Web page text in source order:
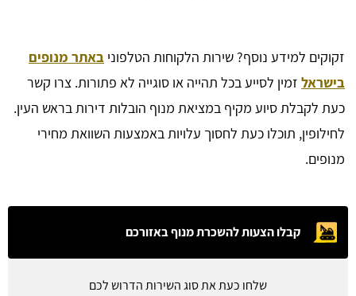
זקוקים למידע נוסף? שירות הלקוחות הטלפוני באתר מנופים
בישראל זמין לסייע בכל תהייה או סוגייה לא פתורות. צרו קשר
כעת לקבלת סיוע מקיף במציאת מנוף הובלות דירות בראש העין.
לחילופין, תוכלו כעת לחסוך עלויות באמצעות השוואת מחירי
מנופים.
קבלו הצעות להשכרת מנוף באזורכם
שלחו כעת את סוג השירות הדרוש לכם